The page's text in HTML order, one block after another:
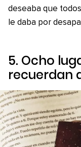
deseaba que
le daba por
5. Ocho
recuerdan